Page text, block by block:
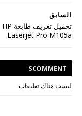
السابق
تحميل تعريف طابعة HP
Laserjet Pro M105a
COMMENT
S
ليست هناك تعليقات: